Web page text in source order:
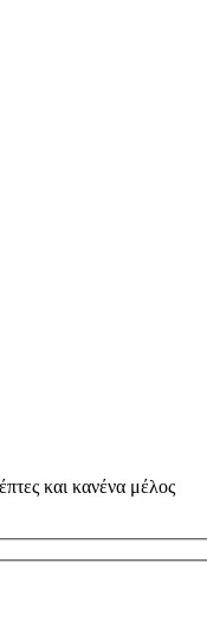
και κανένα μέλος